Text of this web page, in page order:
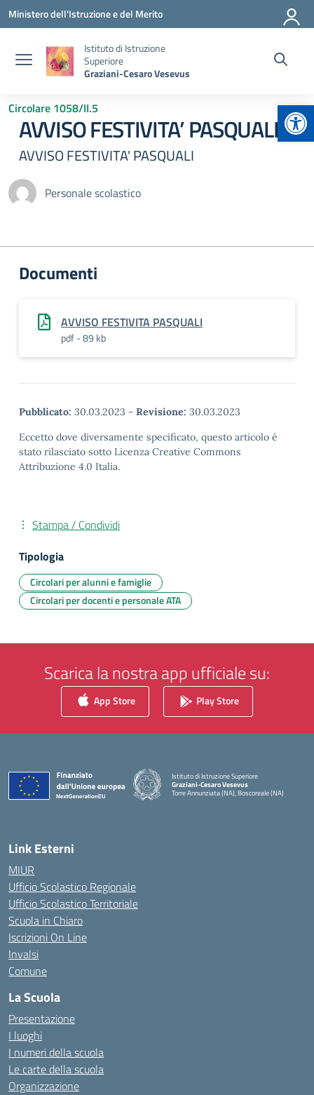
Vai ai contenuti
Vai al menu di navigazione
Vai al footer
Ministero dell'Istruzione e del Merito
Istituto di Istruzione
Superiore
Graziani-Cesaro Vesevus
Circolare 1058/II.5
AVVISO FESTIVITA’ PASQUALI
AVVISO FESTIVITA' PASQUALI
Personale scolastico
Documenti
AVVISO FESTIVITA PASQUALI
pdf - 89 kb
Pubblicato: 30.03.2023 - Revisione: 30.03.2023
Eccetto dove diversamente specificato, questo articolo è
stato rilasciato sotto Licenza Creative Commons
Attribuzione 4.0 Italia.
Stampa / Condividi
Tipologia
Circolari per alunni e famiglie
Circolari per docenti e personale ATA
Scarica la nostra app ufficiale su:
App Store Play Store
Istituto di Istruzione Superiore
Graziani-Cesaro Vesevus
Torre Annunziata (NA), Boscoreale (NA)
Link Esterni
MIUR
Ufficio Scolastico Regionale
Ufficio Scolastico Territoriale
Scuola in Chiaro
Iscrizioni On Line
Invalsi
Comune
La Scuola
Presentazione
I luoghi
I numeri della scuola
Le carte della scuola
Organizzazione